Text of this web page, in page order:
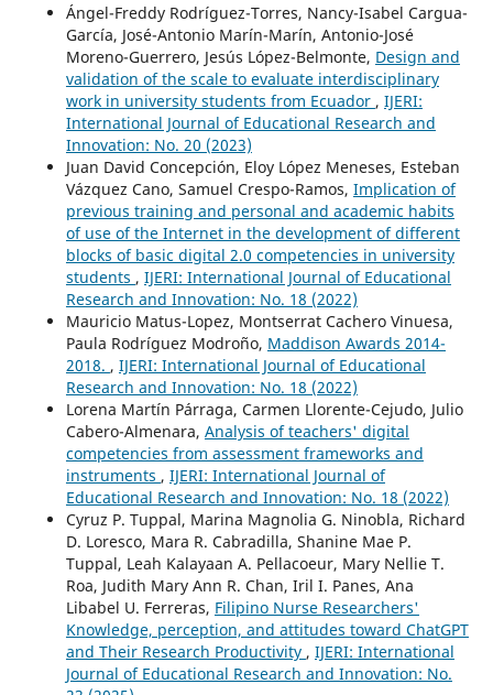
Ángel-Freddy Rodríguez-Torres, Nancy-Isabel Cargua-
García, José-Antonio Marín-Marín, Antonio-José
Moreno-Guerrero, Jesús López-Belmonte, Design and
validation of the scale to evaluate interdisciplinary
work in university students from Ecuador , IJERI:
International Journal of Educational Research and
Innovation: No. 20 (2023)
Juan David Concepción, Eloy López Meneses, Esteban
Vázquez Cano, Samuel Crespo-Ramos, Implication of
previous training and personal and academic habits
of use of the Internet in the development of different
blocks of basic digital 2.0 competencies in university
students , IJERI: International Journal of Educational
Research and Innovation: No. 18 (2022)
Mauricio Matus-Lopez, Montserrat Cachero Vinuesa,
Paula Rodríguez Modroño, Maddison Awards 2014-
2018. , IJERI: International Journal of Educational
Research and Innovation: No. 18 (2022)
Lorena Martín Párraga, Carmen Llorente-Cejudo, Julio
Cabero-Almenara, Analysis of teachers' digital
competencies from assessment frameworks and
instruments , IJERI: International Journal of
Educational Research and Innovation: No. 18 (2022)
Cyruz P. Tuppal, Marina Magnolia G. Ninobla, Richard
D. Loresco, Mara R. Cabradilla, Shanine Mae P.
Tuppal, Leah Kalayaan A. Pellacoeur, Mary Nellie T.
Roa, Judith Mary Ann R. Chan, Iril I. Panes, Ana
Libabel U. Ferreras, Filipino Nurse Researchers'
Knowledge, perception, and attitudes toward ChatGPT
and Their Research Productivity , IJERI: International
Journal of Educational Research and Innovation: No.